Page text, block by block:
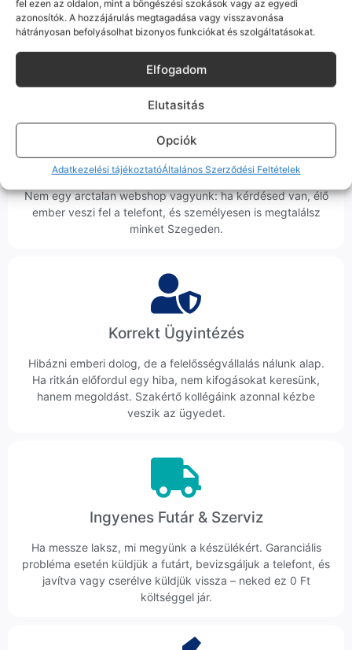
fel ezen az oldalon, mint a böngészési szokások vagy az egyedi
azonosítók. A hozzájárulás megtagadása vagy visszavonása
hátrányosan befolyásolhat bizonyos funkciókat és szolgáltatásokat.
Elfogadom
Elutasitás
Opciók
Adatkezelési tájékoztatóÁltalános Szerződési Feltételek
tökéletesen és hibátlanul teszi a dolgát! Ha valahol (pl. Samsung
S-széria) a gyárinál rosszabb minőségű az alkatrész, azt a
100% Elérhetőség
Sok éve a szegedi piac meghatározó szereplői vagyunk.
Nem egy arctalan webshop vagyunk: ha kérdésed van, élő
ember veszi fel a telefont, és személyesen is megtalálsz
minket Szegeden.
Korrekt Ügyintézés
Hibázni emberi dolog, de a felelősségvállalás nálunk alap.
Ha ritkán előfordul egy hiba, nem kifogásokat keresünk,
hanem megoldást. Szakértő kollégáink azonnal kézbe
veszik az ügyedet.
Ingyenes Futár & Szerviz
Ha messze laksz, mi megyünk a készülékért. Garanciális
probléma esetén küldjük a futárt, bevizsgáljuk a telefont, és
javítva vagy cserélve küldjük vissza – neked ez 0 Ft
költséggel jár.